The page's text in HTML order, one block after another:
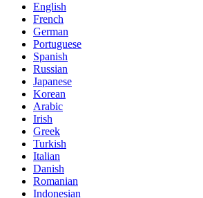
English
French
German
Portuguese
Spanish
Russian
Japanese
Korean
Arabic
Irish
Greek
Turkish
Italian
Danish
Romanian
Indonesian